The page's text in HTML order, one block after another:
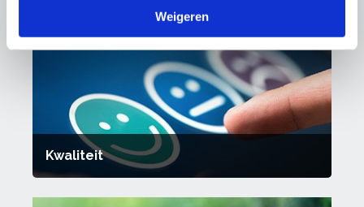
Weigeren
Kwaliteit